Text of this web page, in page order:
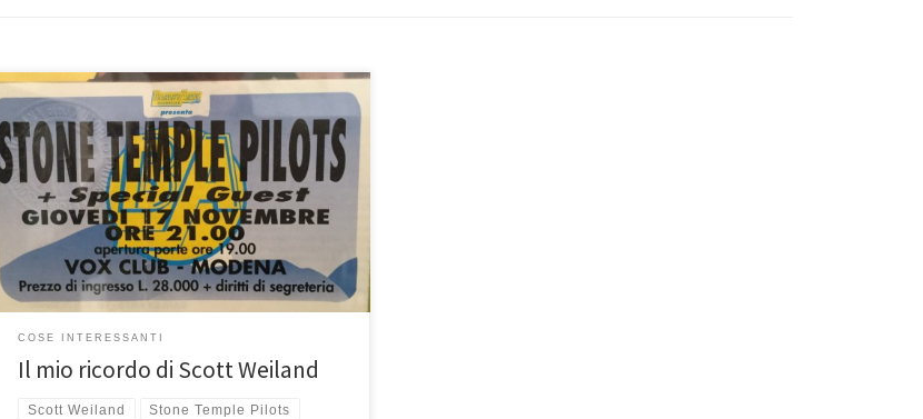
Ricordo una serata di parecchi anni fa quando c’erano
ancora le lire al Vox di Nonantola con alcuni amici.
Ricordo tanta gente, un suono potente ed una band
sul palco che all’epoca per me rappresentava molte
cose. Il grunge scorreva nelle mie vene, mentre in
quelle di Scott Weiland, il […]
COSE INTERESSANTI
Il mio ricordo di Scott Weiland
Scott Weiland Stone Temple Pilots